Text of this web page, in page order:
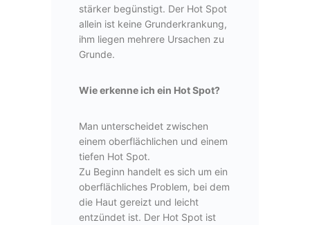
stärker begünstigt. Der Hot Spot
allein ist keine Grunderkrankung,
ihm liegen mehrere Ursachen zu
Grunde.
Wie erkenne ich ein Hot Spot?
Man unterscheidet zwischen
einem oberflächlichen und einem
tiefen Hot Spot.
Zu Beginn handelt es sich um ein
oberflächliches Problem, bei dem
die Haut gereizt und leicht
entzündet ist. Der Hot Spot ist